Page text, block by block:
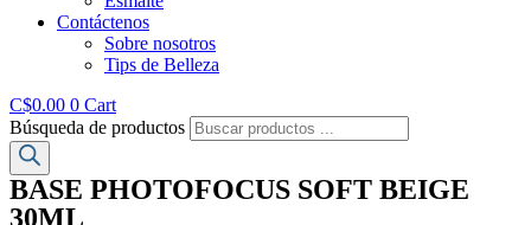
Contáctenos
Sobre nosotros
Tips de Belleza
C$0.00 0 Cart
Búsqueda de productos
BASE PHOTOFOCUS SOFT BEIGE
30ML